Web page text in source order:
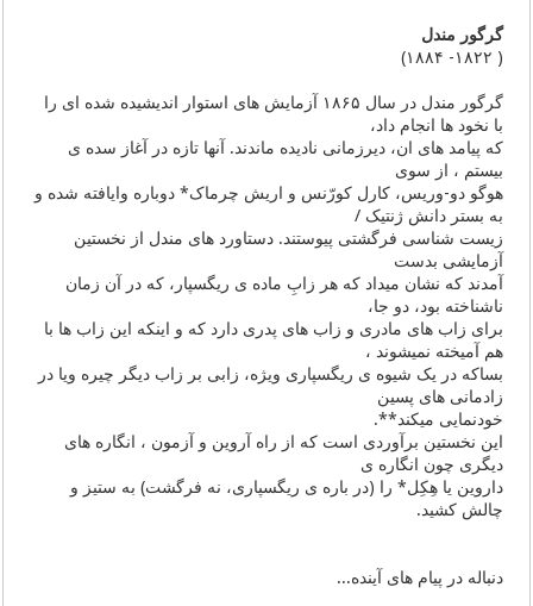
گرگور مندل
( ١۸٢٢- ١۸۸۴)
گرگور مندل در سال ١۸۶۵ آزمایش های استوار اندیشیده شده ای را
با نخود ها انجام داد،
که پیامد های ان، دیرزمانی نادیده ماندند. آنها تازه در آغاز سده ی
بیستم ، از سوی
هوگو دو-وریس، کارل کورّنس و اریش چرماک* دوباره وایافته شده و
به بستر دانش ژنتیک /
زیست شناسی فرگشتی پیوستند. دستاورد های مندل از نخستین
آزمایشی بدست
آمدند که نشان میداد که هر زابِ ماده ی ریگسپار، که در آن زمان
ناشناخته بود، دو جا،
برای زاب های مادری و زاب های پدری دارد که و اینکه این زاب ها با
هم آمیخته نمیشوند ،
بساکه در یک شیوه ی ریگسپاری ویژه، زابی بر زاب دیگر چیره ویا در
زادمانی های پسین
خودنمایی میکند**.
این نخستین برآوردی است که از راه آروین و آزمون ، انگاره های
دیگری چون انگاره ی
داروین یا هِکِل* را (در باره ی ریگسپاری، نه فرگشت) به ستیز و
چالش کشید.
دنباله در پیام های آینده...